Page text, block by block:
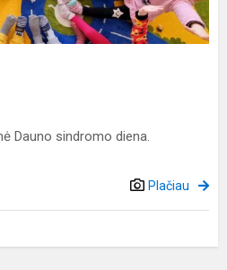
Dauno sindromo diena.
Plačiau